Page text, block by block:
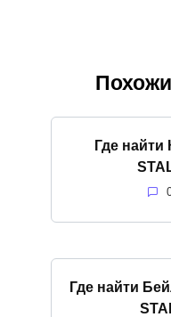
Где найти
Где найти